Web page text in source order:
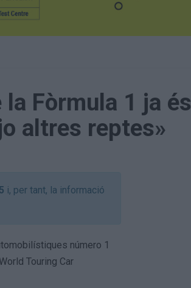
Fòrmula 1 ja és
altres reptes»
i, per tant, la informació
número 1
Touring Car